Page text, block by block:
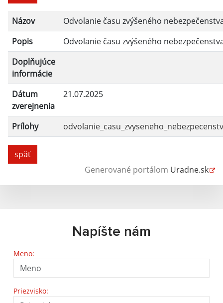
Názov
Odvolanie času zvýšeného
Popis
Odvolanie času zvýšeného
Doplňujúce
informácie
Dátum
zverejnenia
21.07.2025
Prílohy
späť
Generované portálom Uradne.sk
Napíšte nám
Meno:
Priezvisko: